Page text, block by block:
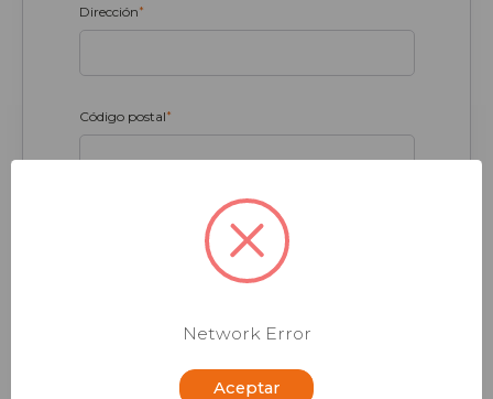
Dirección*
Código postal*
Network Error
Aceptar